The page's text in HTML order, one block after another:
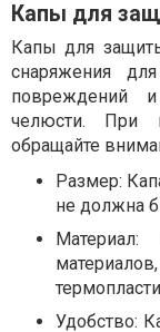
Капы для
Капы для
снаряжения
повреждений
челюсти. При
обращайте
Размер:
не должна
Материал:
Удобство: